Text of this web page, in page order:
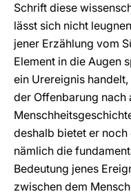
Schrift diese
lässt sich nicht
jener Erzählung vom
Element in die Augen
ein Urereignis
der Offenbarung nach
deshalb bietet er noch
nämlich die
Bedeutung jenes
zwischen dem